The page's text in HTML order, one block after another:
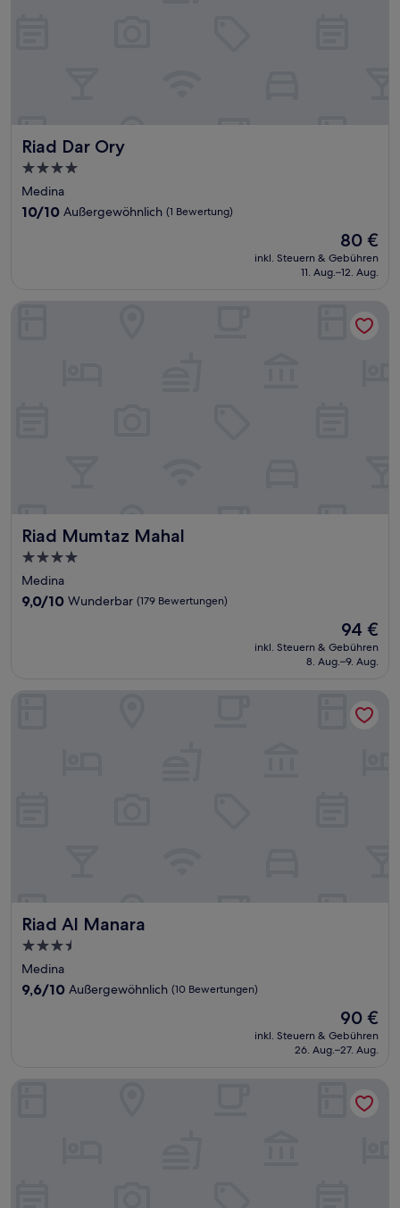
Riad Dar Ory
Riad Dar Ory
4.0-
Sterne-
Unterkunft
Medina
10.0
10/10 Außergewöhnlich (1 Bewertung)
Der
Preis
beträgt
80 €
inkl. Steuern & Gebühren
11. Aug.–12. Aug.
Riad Mumtaz Mahal
Riad Mumtaz Mahal
4.0-
Sterne-
Unterkunft
Medina
9.0
9,0/10 Wunderbar (179 Bewertungen)
Der
Preis
beträgt
94 €
inkl. Steuern & Gebühren
8. Aug.–9. Aug.
Riad Al Manara
Riad Al Manara
3.5-
Sterne-
Unterkunft
Medina
9.6
9,6/10 Außergewöhnlich (10 Bewertungen)
Der
Preis
beträgt
90 €
inkl. Steuern & Gebühren
26. Aug.–27. Aug.
Riad Al Manara